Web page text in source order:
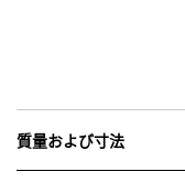
質量および寸法